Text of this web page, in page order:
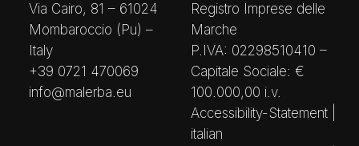
Via Cairo, 81 – 61024
Mombaroccio (Pu) –
Italy
+39 0721 470069
info@malerba.eu
Registro Imprese delle
Marche
P.IVA: 02298510410 –
Capitale Sociale: €
100.000,00 i.v.
Accessibility-Statement |
italian